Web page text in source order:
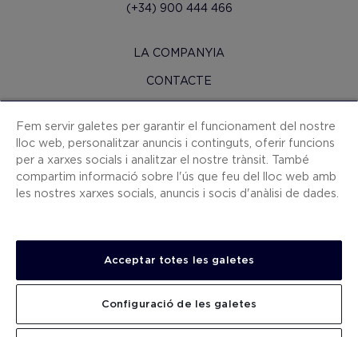
(+34) 900 444 466
LA COMPANYIA
CONTACTE
SALA DE PREMSA
MAPA WEB
CONDICIONS CONTRACTACIÓ
CANAL DE DENÚNCIES
TREBALLA AMB NOSALTRES
Fem servir galetes per garantir el funcionament del nostre
lloc web, personalitzar anuncis i continguts, oferir funcions
per a xarxes socials i analitzar el nostre trànsit. També
compartim informació sobre l'ús que feu del lloc web amb
les nostres xarxes socials, anuncis i socis d'anàlisi de dades.
Acceptar totes les galetes
Configuració de les galetes